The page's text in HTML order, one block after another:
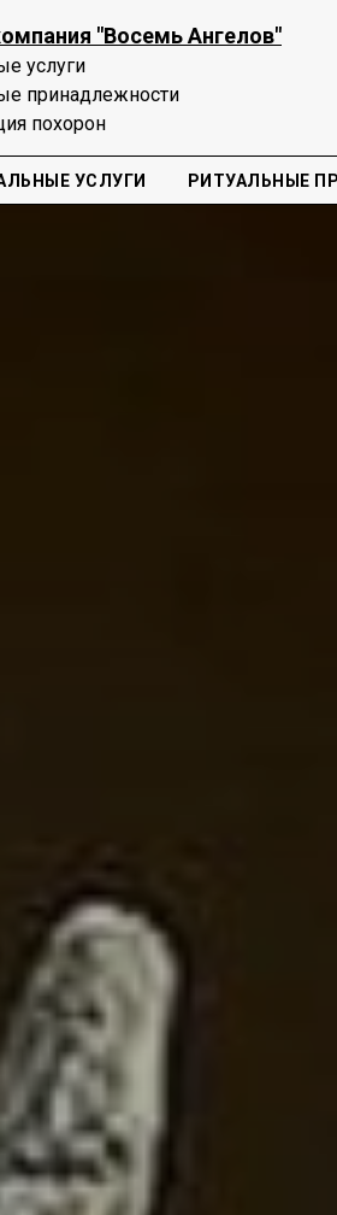
"Восемь Ангелов"
услуги
принадлежности
похорон
УСЛУГИ РИТУАЛЬНЫЕ